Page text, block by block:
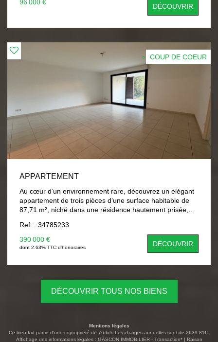
équipé, ainsi que d'une salle de bains avec WC. Le bien
bénéficie également d'une place de parking privative, un
atout recherché dans le secteur. Idéalement situé dans le
l'ensemble des commodités. Investissement locatif
intéressant : logement actuellement loué. Bien soumis au
statut juridique de la Copropriété. Nb de lots : 55.
Charges annuelles de copropriété (Montant moyen
annuel quote-part du budget prévisionnel vendeur) :
591,92 €. Pas de procédure en cours. Honoraires à la
charge du vendeur Les informations sur les risques
auxquels ce bien est exposé sont disponibles sur le site
Géorisques.
96 000 €
DÉCOUVRIR
COUP DE COEUR
APPARTEMENT
Au cœur d’un environnement rare, découvrez un élégant
appartement de trois pièces d’une surface habitable de
87,71 m², niché dans une résidence hautement prisée,
atmosphère sereine et son calme absolu. L’appartement
se distingue par une entrée raffinée dotée d’un vaste
placard intégré, un séjour généreux et lumineux, une
cuisine indépendante accompagnée d’un cellier, ainsi
qu’une terrasse prolongée par un jardin privatif clos,
confortables avec rangements, une salle de bains et un
WC indépendant. Un garage privatif fermé en sous-sols
toute saison. La résidence offre un cadre de vie
exceptionnel : piscine élégante, parc arboré majestueux,
Ref. : 34785233
390 000 €
dont 2.63% TTC d'honoraires DÉCOUVRIR
DÉCOUVRIR TOUS NOS BIENS
Mentions légales
Ce bien fait partie d'une copropriété de 76 lots.Les charges annuelles sont de 2639.81€.
Affichage des informations légales : GASCON IMMOBILIER - Transaction* | Raison